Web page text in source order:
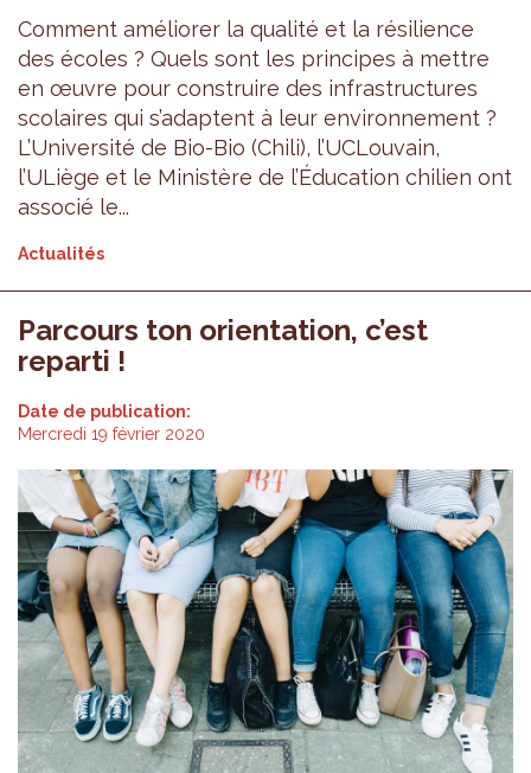
Comment améliorer la qualité et la résilience
des écoles ? Quels sont les principes à mettre
en œuvre pour construire des infrastructures
scolaires qui s’adaptent à leur environnement ?
L’Université de Bio-Bio (Chili), l’UCLouvain,
l’ULiège et le Ministère de l’Éducation chilien ont
associé le...
Actualités
Parcours ton orientation, c’est
reparti !
Date de publication:
Mercredi 19 février 2020